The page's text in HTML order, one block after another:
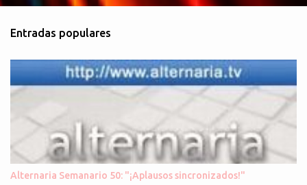
e
n
t
o
s
Entradas populares
Alternaria Semanario 50: "¡Aplausos sincronizados!"